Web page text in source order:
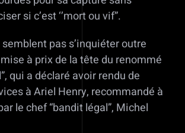
si c’est ‘’mort ou vif”.
pas s’inquiéter outre
à prix de la tête du renommé
qui a déclaré avoir rendu de
à Ariel Henry, recommandé à
le chef “bandit légal”, Michel